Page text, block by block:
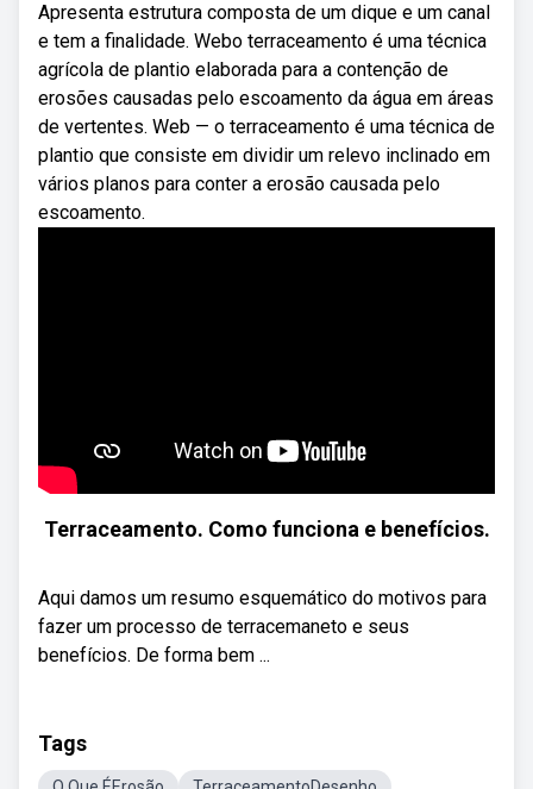
Apresenta estrutura composta de um dique e um canal
e tem a finalidade. Webo terraceamento é uma técnica
agrícola de plantio elaborada para a contenção de
erosões causadas pelo escoamento da água em áreas
de vertentes. Web — o terraceamento é uma técnica de
plantio que consiste em dividir um relevo inclinado em
vários planos para conter a erosão causada pelo
escoamento.
Terraceamento. Como funciona e benefícios.
Aqui damos um resumo esquemático do motivos para
fazer um processo de terracemaneto e seus
benefícios. De forma bem ...
Tags